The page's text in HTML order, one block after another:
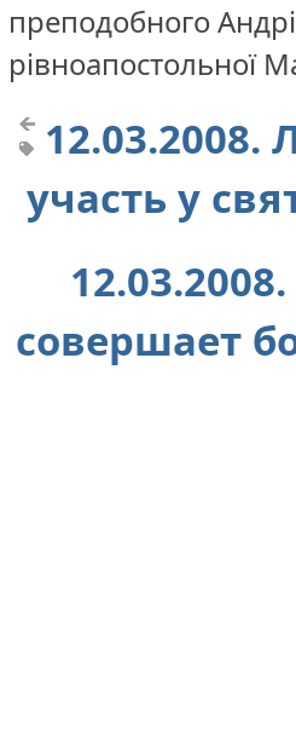
Церковь и СМИ
преподобного
рівноапостольної
12.03.2008.
участь у
совершает